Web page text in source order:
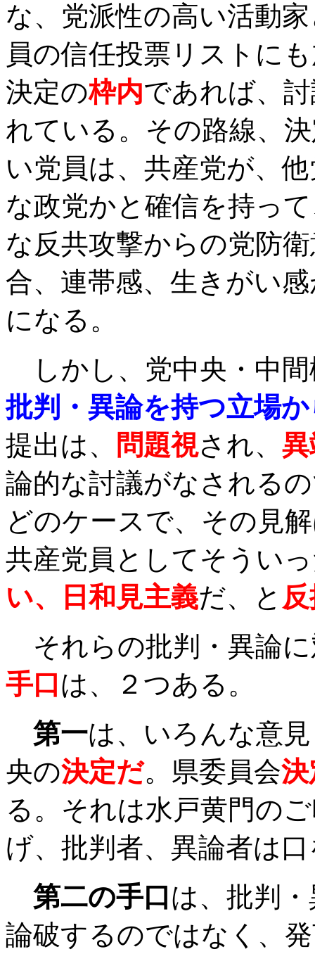
な、党派性の高い活動
員の信任投票リストに
決定の枠内であれば、
れている。その路線、
い党員は、共産党が、
な政党かと確信を持っ
な反共攻撃からの党防
合、連帯感、生きがい
になる。
しかし、党中央・中間
批判・異論を持つ立場
提出は、
問題視され、
論的な討議がなされる
どのケースで、その見
共産党員としてそうい
い、日和見主義だ、と
それらの批判・異論
手口 は、２つある。
第一は、いろんな意
央の決定だ。県委員会決
る。それは水戸黄門の
げ、批判者、異論者は
第二の手口 は、批判
論破するのではなく、